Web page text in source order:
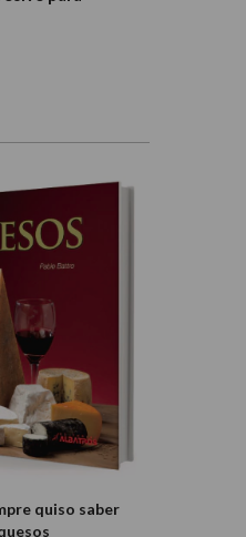
quiso saber